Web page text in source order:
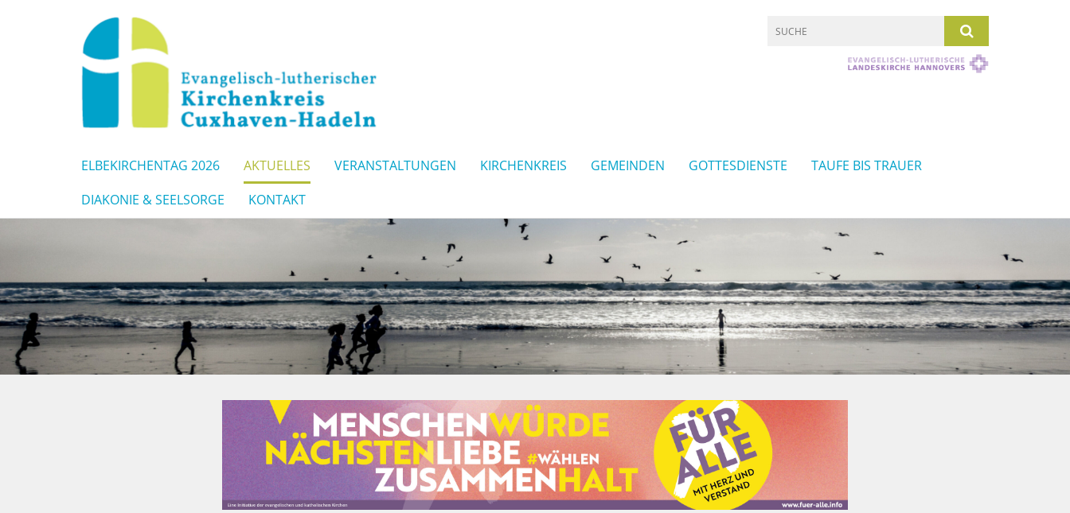
ELBEKIRCHENTAG 2026 AKTUELLES VERANSTALTUNGEN KIRCHENKREIS GEMEINDEN GOTTESDIENSTE
TAUFE BIS TRAUER
DIAKONIE & SEELSORGE
KONTAKT